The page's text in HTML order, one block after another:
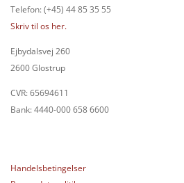
Telefon: (+45) 44 85 35 55
Skriv til os her.
Ejbydalsvej 260
2600 Glostrup
CVR: 65694611
Bank: 4440-000 658 6600
Handelsbetingelser